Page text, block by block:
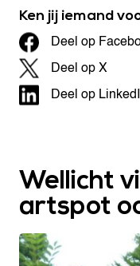
Ken jij iemand
Deel op
Deel op X
Deel op
Wellicht
artspot